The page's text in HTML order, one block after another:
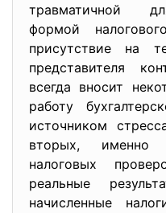
травматичной
формой
присутствие на
представителя
всегда вносит
работу
источником
вторых,
налоговых
реальные
начисленные